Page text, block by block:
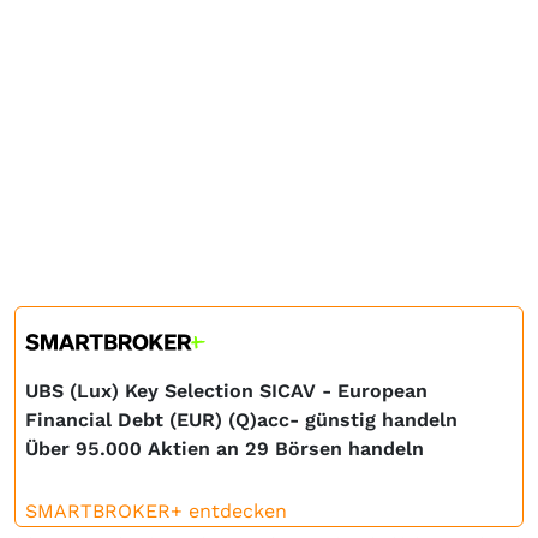
UBS (Lux) Key Selection SICAV - European
Financial Debt (EUR) (Q)acc- günstig handeln
Über 95.000 Aktien an 29 Börsen handeln
SMARTBROKER+ entdecken